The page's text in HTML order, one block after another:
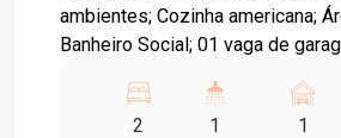
ambientes; Cozinha americana;
Banheiro Social; 01 vaga de garagem; Condomínio
quadra, playground, salão de
2
1 1